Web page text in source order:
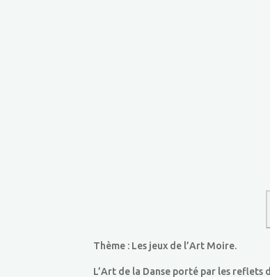
Thème : Les jeux de l’Art Moire.
L’Art de la Danse porté par les reflets